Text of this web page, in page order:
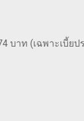
บาท (เฉพาะเ